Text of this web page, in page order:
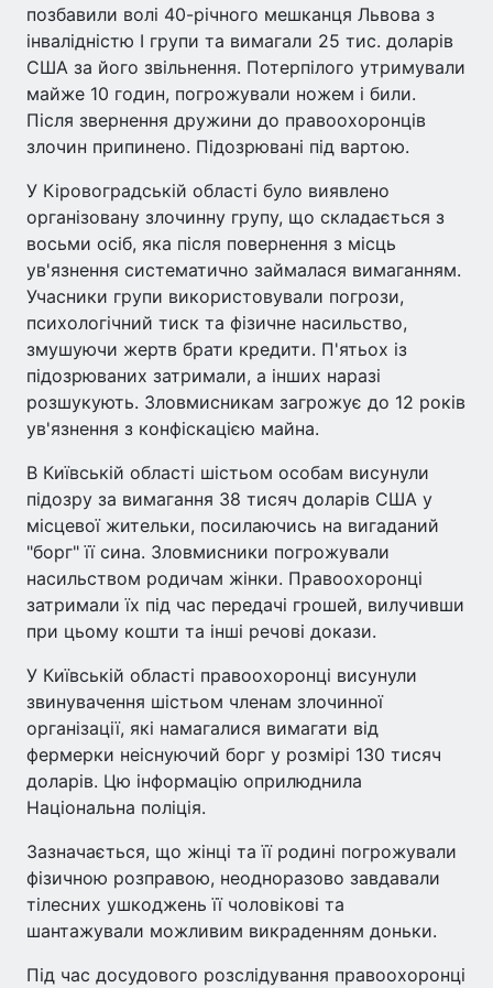
позбавили волі 40-річного мешканця Львова з
інвалідністю І групи та вимагали 25 тис. доларів
США за його звільнення. Потерпілого утримували
майже 10 годин, погрожували ножем і били.
Після звернення дружини до правоохоронців
злочин припинено. Підозрювані під вартою.
У Кіровоградській області було виявлено
організовану злочинну групу, що складається з
восьми осіб, яка після повернення з місць
ув'язнення систематично займалася вимаганням.
Учасники групи використовували погрози,
психологічний тиск та фізичне насильство,
змушуючи жертв брати кредити. П'ятьох із
підозрюваних затримали, а інших наразі
розшукують. Зловмисникам загрожує до 12 років
ув'язнення з конфіскацією майна.
В Київській області шістьом особам висунули
підозру за вимагання 38 тисяч доларів США у
місцевої жительки, посилаючись на вигаданий
"борг" її сина. Зловмисники погрожували
насильством родичам жінки. Правоохоронці
затримали їх під час передачі грошей, вилучивши
при цьому кошти та інші речові докази.
У Київській області правоохоронці висунули
звинувачення шістьом членам злочинної
організації, які намагалися вимагати від
фермерки неіснуючий борг у розмірі 130 тисяч
доларів. Цю інформацію оприлюднила
Національна поліція.
Зазначається, що жінці та її родині погрожували
фізичною розправою, неодноразово завдавали
тілесних ушкоджень її чоловікові та
шантажували можливим викраденням доньки.
Під час досудового розслідування правоохоронці